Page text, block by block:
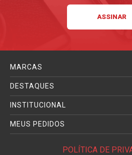
MARCAS
DESTAQUES
INSTITUCIONAL
MEUS PEDIDOS
POLÍTICA DE